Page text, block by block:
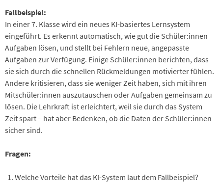
Fallbeispiel:
In einer 7. Klasse wird ein neues KI-basiertes Lernsystem
eingeführt. Es erkennt automatisch, wie gut die Schüler:innen
Aufgaben lösen, und stellt bei Fehlern neue, angepasste
Aufgaben zur Verfügung. Einige Schüler:innen berichten, dass
sie sich durch die schnellen Rückmeldungen motivierter fühlen.
Andere kritisieren, dass sie weniger Zeit haben, sich mit ihren
Mitschüler:innen auszutauschen oder Aufgaben gemeinsam zu
lösen. Die Lehrkraft ist erleichtert, weil sie durch das System
Zeit spart – hat aber Bedenken, ob die Daten der Schüler:innen
sicher sind.
Fragen:
Welche Vorteile hat das KI-System laut dem Fallbeispiel?